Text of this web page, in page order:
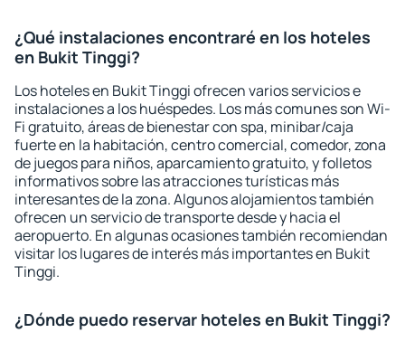
¿Qué instalaciones encontraré en los hoteles
en Bukit Tinggi?
Los hoteles en Bukit Tinggi ofrecen varios servicios e
instalaciones a los huéspedes. Los más comunes son Wi-
Fi gratuito, áreas de bienestar con spa, minibar/caja
fuerte en la habitación, centro comercial, comedor, zona
de juegos para niños, aparcamiento gratuito, y folletos
informativos sobre las atracciones turísticas más
interesantes de la zona. Algunos alojamientos también
ofrecen un servicio de transporte desde y hacia el
aeropuerto. En algunas ocasiones también recomiendan
visitar los lugares de interés más importantes en Bukit
Tinggi.
¿Dónde puedo reservar hoteles en Bukit Tinggi?